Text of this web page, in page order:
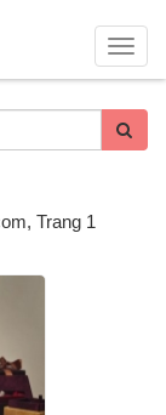
, Trang 1